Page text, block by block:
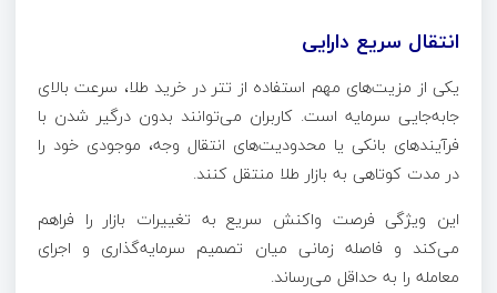
انتقال سریع دارایی
یکی از مزیت‌های مهم استفاده از تتر در خرید طلا، سرعت بالای
جابه‌جایی سرمایه است. کاربران می‌توانند بدون درگیر شدن با
فرآیندهای بانکی یا محدودیت‌های انتقال وجه، موجودی خود را
در مدت کوتاهی به بازار طلا منتقل کنند.
این ویژگی فرصت واکنش سریع به تغییرات بازار را فراهم
می‌کند و فاصله زمانی میان تصمیم سرمایه‌گذاری و اجرای
معامله را به حداقل می‌رساند.